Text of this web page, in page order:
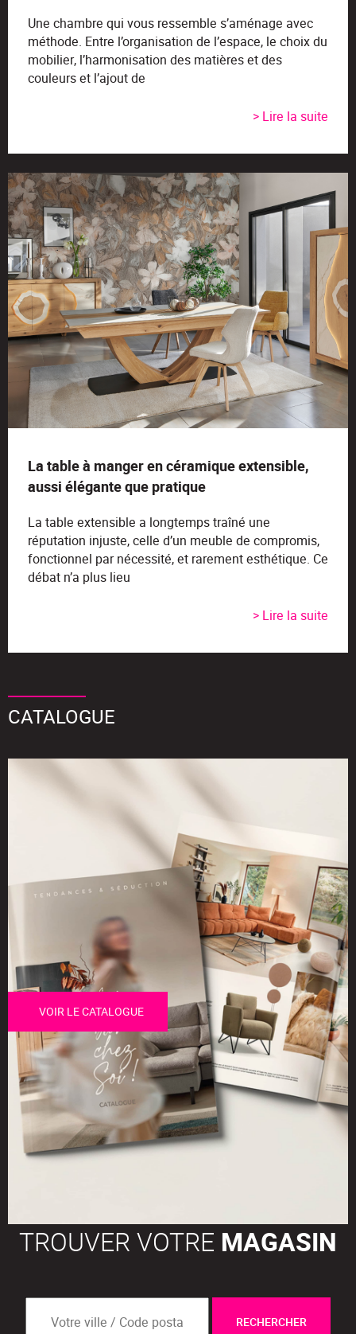
Une chambre qui vous ressemble s’aménage avec
méthode. Entre l’organisation de l’espace, le choix du
mobilier, l’harmonisation des matières et des
couleurs et l’ajout de
> Lire la suite
La table à manger en céramique extensible,
aussi élégante que pratique
La table extensible a longtemps traîné une
réputation injuste, celle d’un meuble de compromis,
fonctionnel par nécessité, et rarement esthétique. Ce
débat n’a plus lieu
> Lire la suite
CATALOGUE
VOIR LE CATALOGUE
TROUVER VOTRE MAGASIN
RECHERCHER